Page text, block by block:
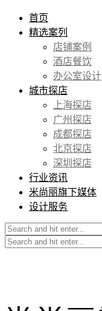
首页
精选案列
店铺案例
酒店餐饮
办公室设计
城市探店
上海探店
广州探店
成都探店
北京探店
深圳探店
行业资讯
米尚丽旗下媒体
设计服务